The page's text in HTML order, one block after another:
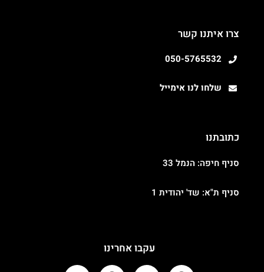
עקבו אחרינו
כתובתנו
סניף חיפה: הנמל 33
סניף ת"א: שד' יהודית 1
צרו איתנו קשר
050-5765532
שלחו לנו אימייל